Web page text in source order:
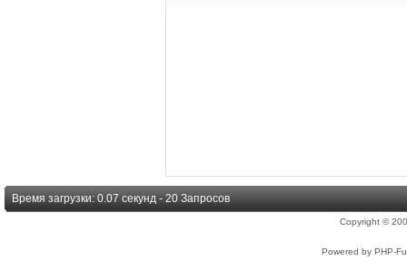
Время загрузки: 0.07 секунд - 20 Запросов
Copyright ©
Powered by PHP-